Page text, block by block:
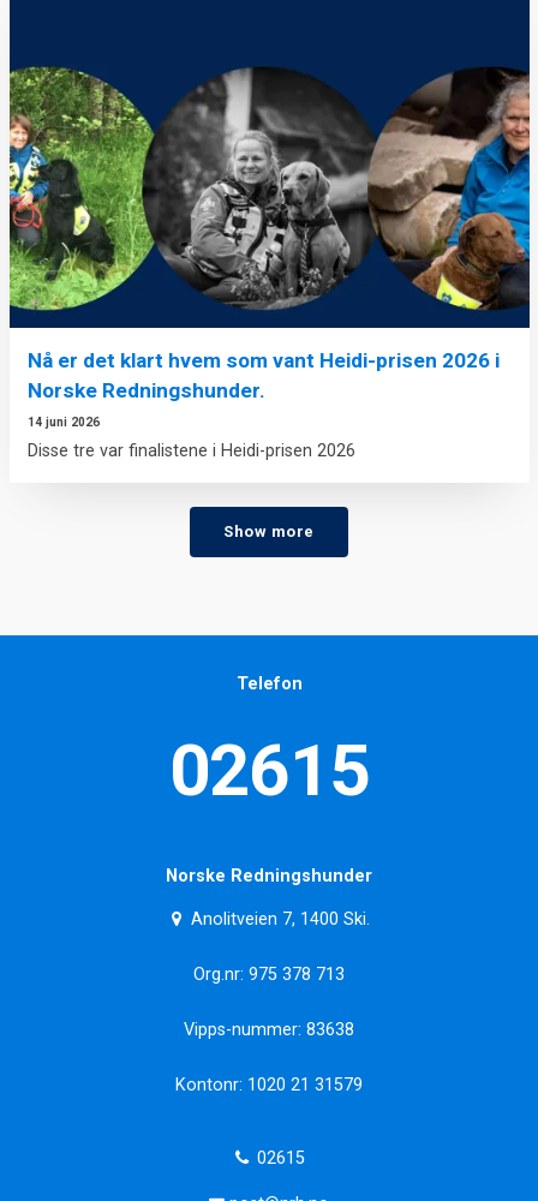
Nå er det klart hvem som vant Heidi-prisen 2026 i
Norske Redningshunder.
14 juni 2026
Disse tre var finalistene i Heidi-prisen 2026
Show more
Telefon
02615
Norske Redningshunder
Anolitveien 7, 1400 Ski.
Org.nr: 975 378 713
Vipps-nummer: 83638
Kontonr: 1020 21 31579
02615